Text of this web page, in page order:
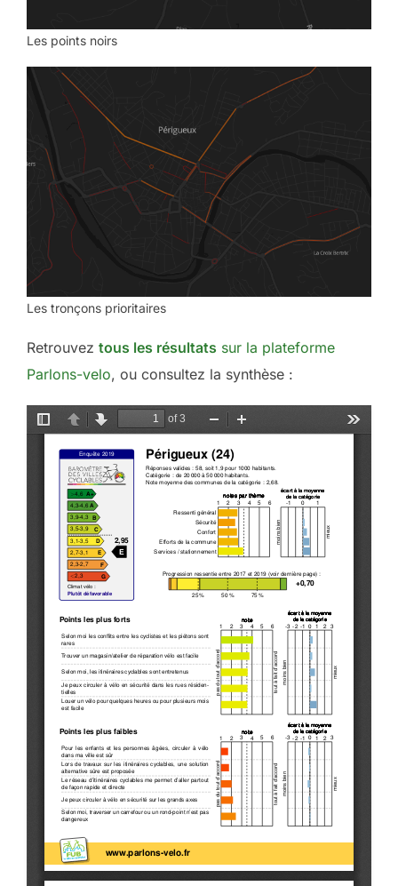
Les points noirs
Les tronçons prioritaires
Retrouvez tous les résultats sur la plateforme
Parlons-velo, ou consultez la synthèse :